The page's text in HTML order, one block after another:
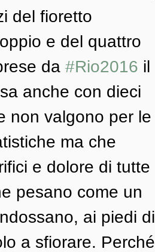
del fioretto
e del quattro
da #Rio2016 il
anche con dieci
non valgono per le
ma che
e dolore di tutte
pesano come un
ai piedi di
a sfiorare. Perché